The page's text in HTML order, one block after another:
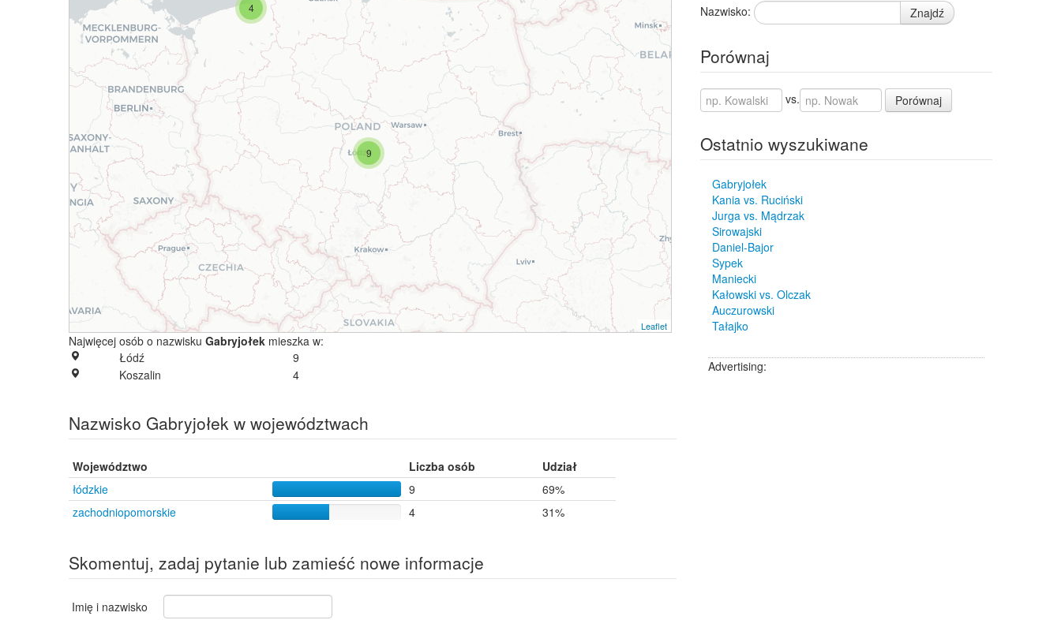
4
9
Leaflet
Najwięcej osób o nazwisku Gabryjołek mieszka w:
Łódź
9
Koszalin
4
Nazwisko Gabryjołek w województwach
Województwo Liczba osób
Udział
łódzkie
9
69%
zachodniopomorskie
4 31%
Skomentuj, zadaj pytanie lub zamieść nowe informacje
Imię i nazwisko
Nazwisko: Znajdź
Porównaj
vs. Porównaj
Ostatnio wyszukiwane
Gabryjołek
Kania vs. Ruciński
Jurga vs. Mądrzak
Sirowajski
Daniel-Bajor
Sypek
Maniecki
Kałowski vs. Olczak
Auczurowski
Tałajko
Advertising: